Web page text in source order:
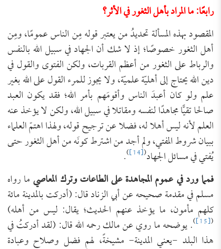
رابعًا: ما المراد بأهل الثغور في الأثر؟
المقصود بهذه المسألة تحديدُ من يعتبر قوله مِن الناس عمومًا، ومِن
أهل الثغور خصوصًا؛ إذ لا شك أن الجهاد في سبيل الله بالنفس
والرباط على الثغور من أعظم القربات، ولكن الفتوى والقول في
دين الله يحتاج إلى أهليّة علميّة، ولا يجوز للمرء القول على الله بغير
علم ولو كان أعبدَ الناس وأقومَهم بأمر الله؛ فقد يكون العبد
صالحا تقيًّا مجاهدًا لنفسه ومقاتلا في سبيل الله، ولكن لا يؤخذ عنه
العلم لأنه ليس أهلا له، فضلا عن ترجيح قوله، ولهذا اهتمّ العلماء
ببيان شروط المفتي، ولم أجد من اشترط كونَه من أهل الثغور حتى
يُفتي في مسائل الجهاد(
[14]
)
.
فمما ورد في عموم المجاهدة على الطاعات وترك المعاصيما رواه
مسلم في مقدمة صحيحه عن أبي الزناد قال: (‌أدركت بالمدينة مائة
كلهم ‌مأمون، ما يؤخذ عنهم الحديث؛ يقال: ليس من أهله)
(
[15]
). يوضحه ما روي عن مالك رحمه الله قال: (لقد ‌أدركتُ في
هذا البلد -يعني المدينة- مشيخةً، لهم فضل وصلاح وعبادة